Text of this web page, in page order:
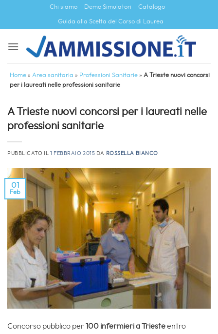
contenuti
Chi siamo Demo Simulatori Catalogo
Guida alla Scelta del Corso di Laurea
Home » Area sanitaria » Professioni Sanitarie » A Trieste nuovi concorsi
per i laureati nelle professioni sanitarie
A Trieste nuovi concorsi per i laureati nelle
professioni sanitarie
PUBBLICATO IL 1 FEBBRAIO 2015 DA ROSSELLA BIANCO
01
Feb
Concorso pubblico per 100 infermieri a Triesteentro